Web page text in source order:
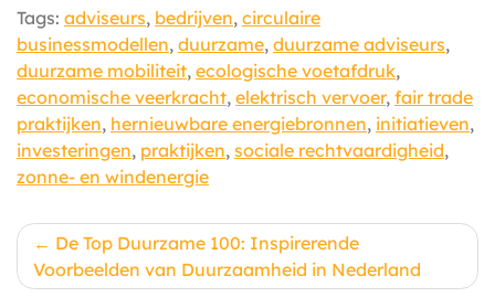
Tags: adviseurs, bedrijven, circulaire
businessmodellen, duurzame, duurzame adviseurs,
duurzame mobiliteit, ecologische voetafdruk,
economische veerkracht, elektrisch vervoer, fair trade
praktijken, hernieuwbare energiebronnen, initiatieven,
investeringen, praktijken, sociale rechtvaardigheid,
zonne- en windenergie
Berichtnavigatie
De Top Duurzame 100: Inspirerende
Voorbeelden van Duurzaamheid in Nederland